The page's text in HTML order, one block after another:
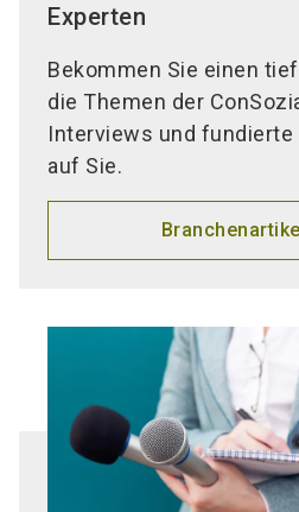
Experten
Bekommen Sie einen
die Themen der
Interviews und fundierte
auf Sie.